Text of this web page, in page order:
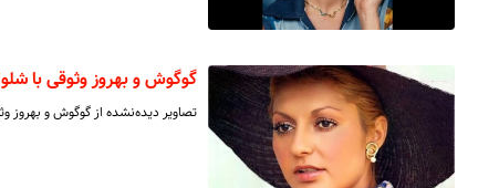
گوگوش و بهروز وثوقی با
تصاویر دیده‌نشده از گوگوش و بهروز